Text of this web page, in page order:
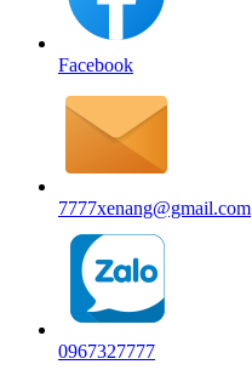
Facebook
7777xenang@gmail.com
0967327777